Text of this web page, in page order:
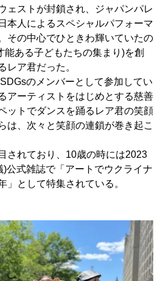
ェストが封鎖され、ジャパンパレ
本人によるスペシャルパフォーマ
その中心でひときわ輝いていたの
能ある子どもたちの集まり)を創
レア君だった。
のメンバーとして参加してい
アーティストをはじめとする慈善
ットでダンスを踊るレア君の笑顔
は、次々と笑顔の連鎖が巻き起こ
されており、10歳の時には2023
公式雑誌で「アートでウクライナ
」として特集されている。